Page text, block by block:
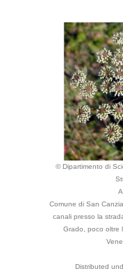
© Dipartimento di
Comune di San
canali presso la
Grado, poco oltre
Distributed